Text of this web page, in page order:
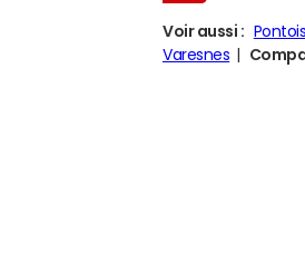
Voir aussi :
Varesnes